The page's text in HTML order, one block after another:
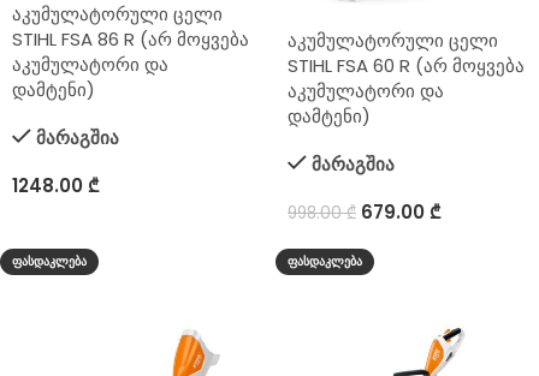
აკუმულატორული ცელი
STIHL FSA 86 R (არ მოყვება
აკუმულატორი და
დამტენი)
მარაგშია
1248.00₾
აკუმულატორული ცელი
STIHL FSA 60 R (არ მოყვება
აკუმულატორი და
დამტენი)
მარაგშია
998.00₾ 679.00₾
ᲤᲐᲡᲓᲐᲙᲚᲔᲑᲐ ᲤᲐᲡᲓᲐᲙᲚᲔᲑᲐ